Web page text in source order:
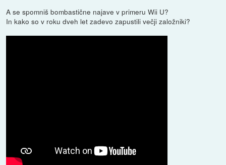
A se spomniš bombastične najave v primeru Wii U?
In kako so v roku dveh let zadevo zapustili večji založniki?